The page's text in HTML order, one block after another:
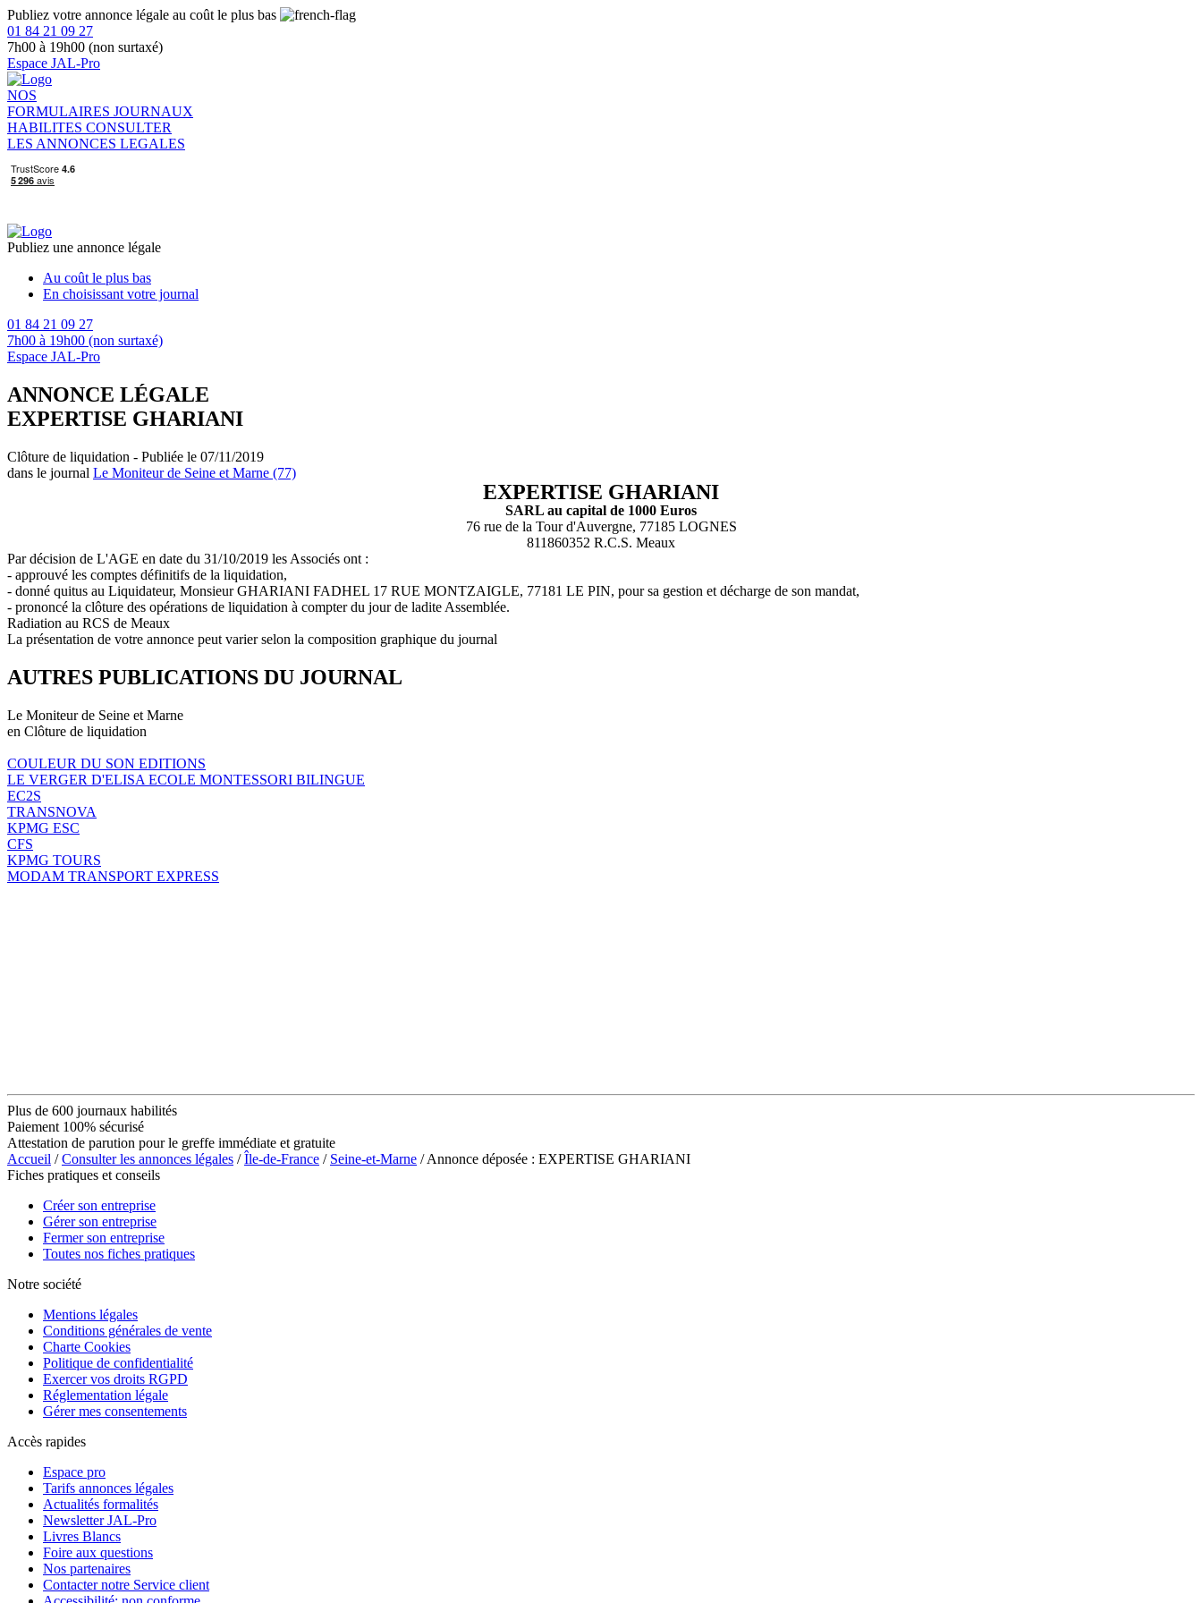
Publiez votre annonce légale au coût le plus bas
01 84 21 09 27
7h00 à 19h00 (non surtaxé)
Espace JAL-Pro
NOS
FORMULAIRES JOURNAUX
HABILITES CONSULTER
LES ANNONCES LEGALES
Publiez une annonce légale
Au coût le plus bas
En choisissant votre journal
01 84 21 09 27
7h00 à 19h00 (non surtaxé)
Espace JAL-Pro
ANNONCE LÉGALE
EXPERTISE GHARIANI
Clôture de liquidation - Publiée le 07/11/2019
dans le journal Le Moniteur de Seine et Marne (77)
EXPERTISE GHARIANI
SARL au capital de 1000 Euros
76 rue de la Tour d'Auvergne, 77185 LOGNES
811860352 R.C.S. Meaux
Par décision de L'AGE en date du 31/10/2019 les Associés ont :
- approuvé les comptes définitifs de la liquidation,
- donné quitus au Liquidateur, Monsieur GHARIANI FADHEL 17 RUE MONTZAIGLE, 77181 LE PIN, pour sa gestion et décharge de son mandat,
- prononcé la clôture des opérations de liquidation à compter du jour de ladite Assemblée.
Radiation au RCS de Meaux
La présentation de votre annonce peut varier selon la composition graphique du journal
AUTRES PUBLICATIONS DU JOURNAL
Le Moniteur de Seine et Marne
en Clôture de liquidation
COULEUR DU SON EDITIONS
LE VERGER D'ELISA ECOLE MONTESSORI BILINGUE
EC2S
TRANSNOVA
KPMG ESC
CFS
KPMG TOURS
MODAM TRANSPORT EXPRESS
Plus de 600 journaux habilités
Paiement 100% sécurisé
Attestation de parution pour le greffe immédiate et gratuite
Accueil /Consulter les annonces légales /Île-de-France / Seine-et-Marne / Annonce déposée : EXPERTISE GHARIANI
Fiches pratiques et conseils
Créer son entreprise
Gérer son entreprise
Fermer son entreprise
Toutes nos fiches pratiques
Notre société
Mentions légales
Conditions générales de vente
Charte Cookies
Politique de confidentialité
Exercer vos droits RGPD
Réglementation légale
Gérer mes consentements
Accès rapides
Espace pro
Tarifs annonces légales
Actualités formalités
Newsletter JAL-Pro
Livres Blancs
Foire aux questions
Nos partenaires
Contacter notre Service client